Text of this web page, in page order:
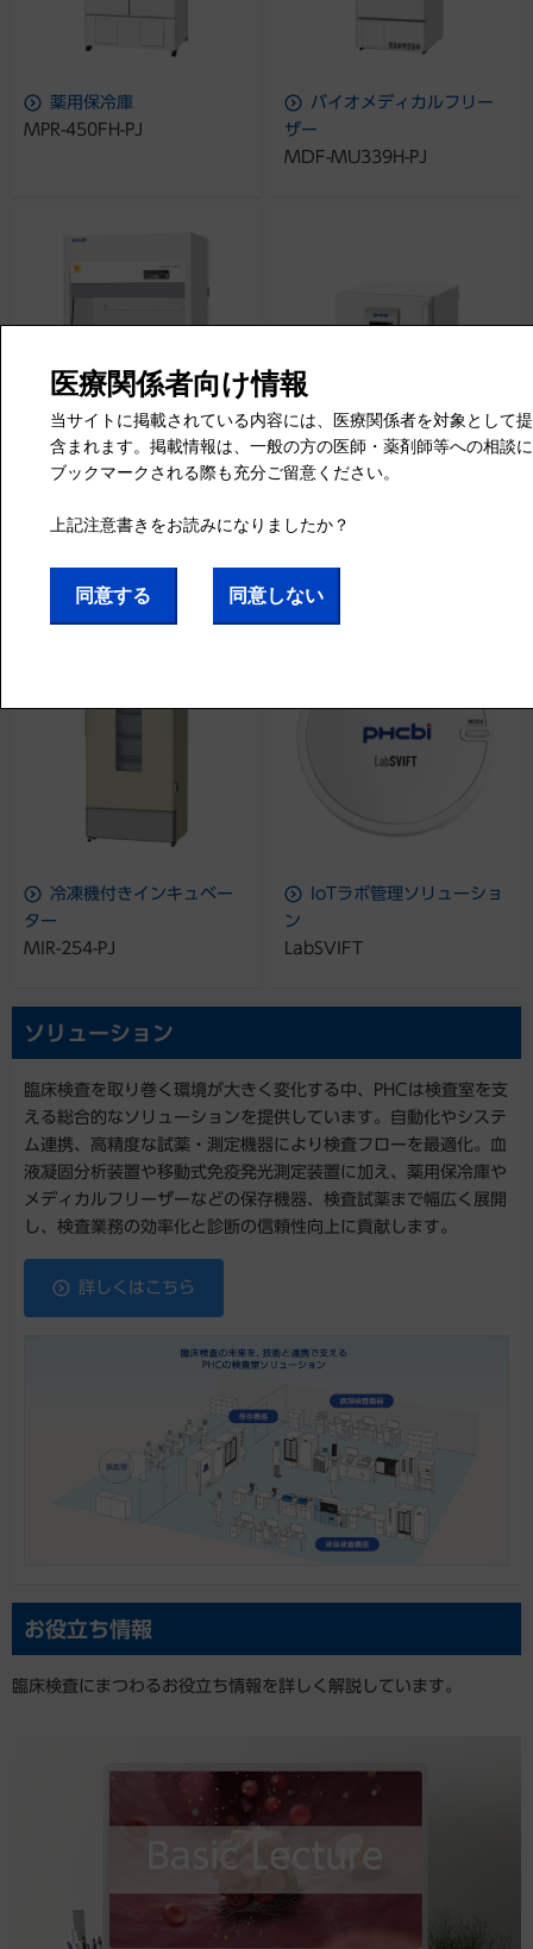
薬用保冷庫
MPR-450FH-PJ
バイオメディカルフリー
ザー
MDF-MU339H-PJ
ャビネット
MCO-171AICUVD-PJ
冷凍機付きインキュベー
ター
MIR-254-PJ
IoTラボ管理ソリューショ
ン
LabSVIFT
ソリューション
臨床検査を取り巻く環境が大きく変化する中、PHCは検査室を支
える総合的なソリューションを提供しています。自動化やシステ
ム連携、高精度な試薬・測定機器により検査フローを最適化。血
液凝固分析装置や移動式免疫発光測定装置に加え、薬用保冷庫や
メディカルフリーザーなどの保存機器、検査試薬まで幅広く展開
し、検査業務の効率化と診断の信頼性向上に貢献します。
詳しくはこちら
お役立ち情報
臨床検査にまつわるお役立ち情報を詳しく解説しています。